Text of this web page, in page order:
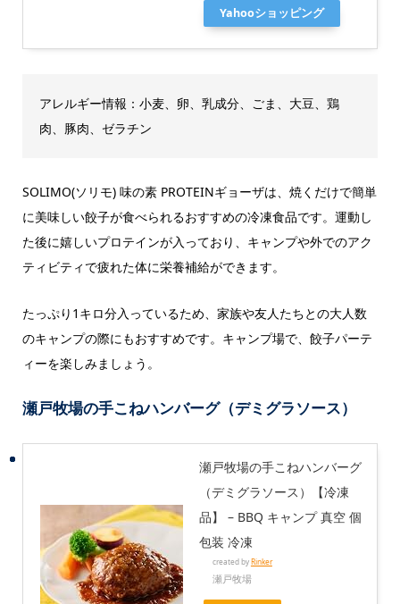
Yahooショッピング
アレルギー情報：小麦、卵、乳成分、ごま、大豆、鶏
肉、豚肉、ゼラチン
SOLIMO(ソリモ) 味の素 PROTEINギョーザは、焼くだけで簡単
に美味しい餃子が食べられるおすすめの冷凍食品です。運動し
た後に嬉しいプロテインが入っており、キャンプや外でのアク
ティビティで疲れた体に栄養補給ができます。
たっぷり1キロ分入っているため、家族や友人たちとの大人数
のキャンプの際にもおすすめです。キャンプ場で、餃子パーテ
ィーを楽しみましょう。
瀬戸牧場の手こねハンバーグ（デミグラソース）
瀬戸牧場の手こねハンバーグ
（デミグラソース）【冷凍
品】 – BBQ キャンプ 真空 個
包装 冷凍
created by Rinker
瀬戸牧場